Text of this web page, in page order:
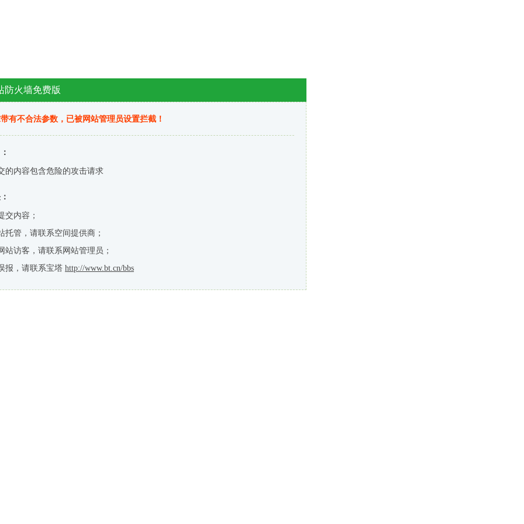
防火墙免费版
有不合法参数，已被网站管理员设置拦截！
的内容包含危险的攻击请求
交内容；
托管，请联系空间提供商；
站访客，请联系网站管理员；
报，请联系宝塔 http://www.bt.cn/bbs